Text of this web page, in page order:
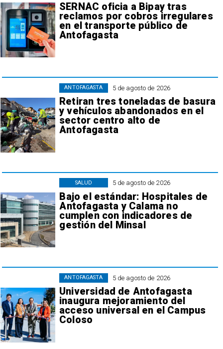
SERNAC oficia a Bipay tras
reclamos por cobros irregulares
en el transporte público de
Antofagasta
5 de agosto de 2026
Retiran tres toneladas de basura
y vehículos abandonados en el
sector centro alto de
Antofagasta
ANTOFAGASTA
5 de agosto de 2026
Bajo el estándar: Hospitales de
Antofagasta y Calama no
cumplen con indicadores de
gestión del Minsal
SALUD
5 de agosto de 2026
Universidad de Antofagasta
inaugura mejoramiento del
acceso universal en el Campus
Coloso
ANTOFAGASTA